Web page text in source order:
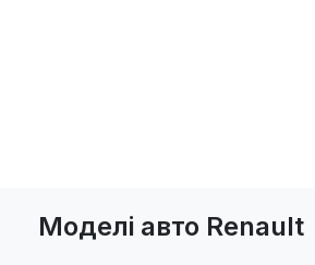
Моделі авто Renault